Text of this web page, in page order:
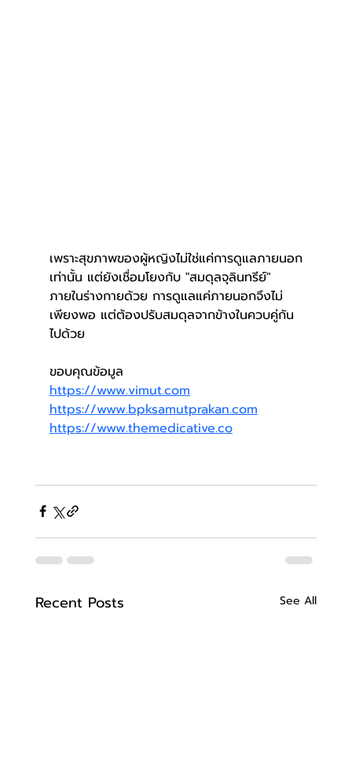
เพราะสุขภาพของผู้หญิงไม่ใช่แค่การดูแลภายนอก
เท่านั้น แต่ยังเชื่อมโยงกับ "สมดุลจุลินทรีย์"
ภายในร่างกายด้วย การดูแลแค่ภายนอกจึงไม่
เพียงพอ แต่ต้องปรับสมดุลจากข้างในควบคู่กัน
ไปด้วย
ขอบคุณข้อมูล
https://www.vimut.com
https://www.bpksamutprakan.com
https://www.themedicative.co
Recent Posts See All